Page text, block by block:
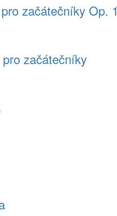
začátečníky Op. 1
začátečníky